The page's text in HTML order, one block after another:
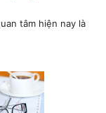
tâm hiện nay là